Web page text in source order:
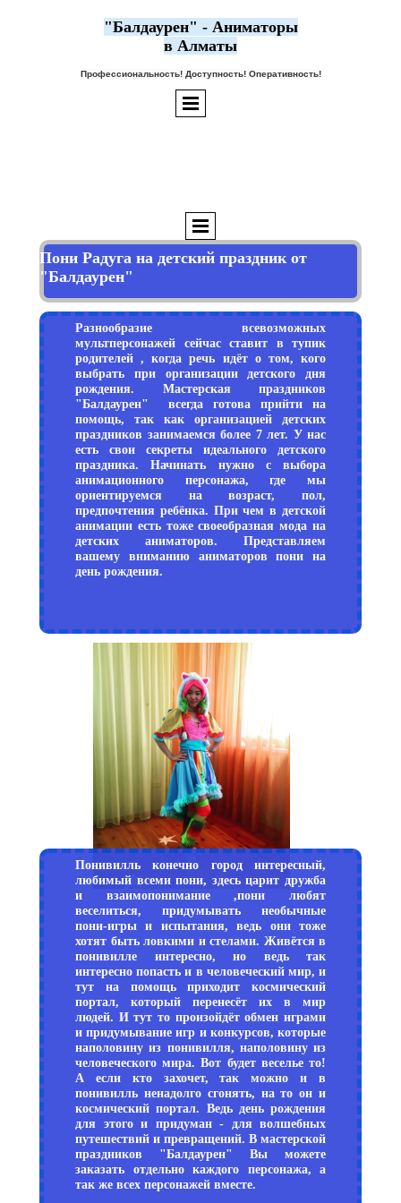
"Балдаурен" - Аниматоры
в Алматы
Профессиональность! Доступность! Оперативность!
Пони Радуга на детский праздник от
"Балдаурен"
Разнообразие всевозможных
мультперсонажей сейчас ставит в тупик
родителей , когда речь идёт о том, кого
выбрать при организации детского дня
рождения. Мастерская праздников
"Балдаурен" всегда готова прийти на
помощь, так как организацией детских
праздников занимаемся более 7 лет. У нас
есть свои секреты идеального детского
праздника. Начинать нужно с выбора
анимационного персонажа, где мы
ориентируемся на возраст, пол,
предпочтения ребёнка. При чем в детской
анимации есть тоже своеобразная мода на
детских аниматоров. Представляем
вашему вниманию аниматоров пони на
день рождения.
Понивилль конечно город интересный,
любимый всеми пони, здесь царит дружба
и взаимопонимание ,пони любят
веселиться, придумывать необычные
пони-игры и испытания, ведь они тоже
хотят быть ловкими и стелами. Живётся в
понивилле интересно, но ведь так
интересно попасть и в человеческий мир, и
тут на помощь приходит космический
портал, который перенесёт их в мир
людей. И тут то произойдёт обмен играми
и придумывание игр и конкурсов, которые
наполовину из понивилля, наполовину из
человеческого мира. Вот будет веселье то!
А если кто захочет, так можно и в
понивилль ненадолго сгонять, на то он и
космический портал. Ведь день рождения
для этого и придуман - для волшебных
путешествий и превращений. В мастерской
праздников "Балдаурен" Вы можете
заказать отдельно каждого персонажа, а
так же всех персонажей вместе.